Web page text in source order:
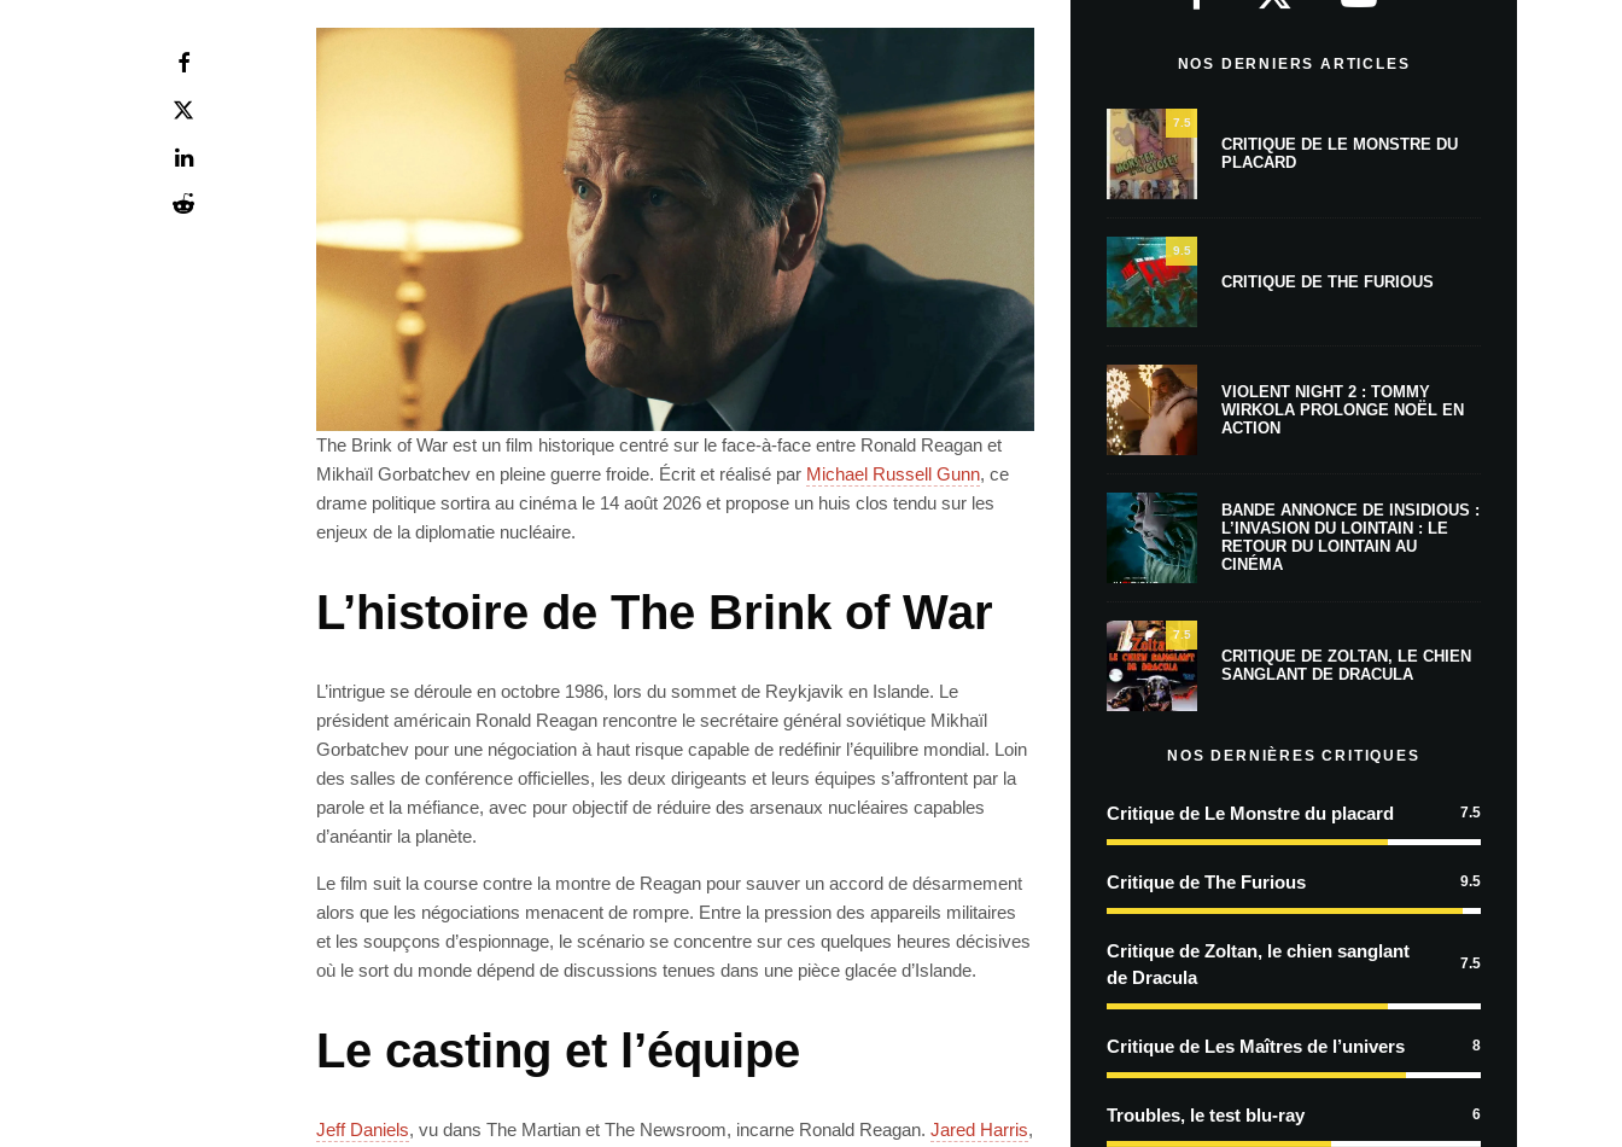
The Brink of War est un film historique centré sur le face-à-face entre Ronald Reagan et
Mikhaïl Gorbatchev en pleine guerre froide. Écrit et réalisé par Michael Russell Gunn, ce
drame politique sortira au cinéma le 14 août 2026 et propose un huis clos tendu sur les
enjeux de la diplomatie nucléaire.
L’histoire de The Brink of War
L’intrigue se déroule en octobre 1986, lors du sommet de Reykjavik en Islande. Le
président américain Ronald Reagan rencontre le secrétaire général soviétique Mikhaïl
Gorbatchev pour une négociation à haut risque capable de redéfinir l’équilibre mondial. Loin
des salles de conférence officielles, les deux dirigeants et leurs équipes s’affrontent par la
parole et la méfiance, avec pour objectif de réduire des arsenaux nucléaires capables
d’anéantir la planète.
Le film suit la course contre la montre de Reagan pour sauver un accord de désarmement
alors que les négociations menacent de rompre. Entre la pression des appareils militaires
et les soupçons d’espionnage, le scénario se concentre sur ces quelques heures décisives
où le sort du monde dépend de discussions tenues dans une pièce glacée d’Islande.
Le casting et l’équipe
Jeff Daniels, vu dans The Martian et The Newsroom, incarne Ronald Reagan. Jared Harris,
NOS DERNIERS ARTICLES
7.5
CRITIQUE DE LE MONSTRE DU
PLACARD
9.5
CRITIQUE DE THE FURIOUS
VIOLENT NIGHT 2 : TOMMY
WIRKOLA PROLONGE NOËL EN
ACTION
BANDE ANNONCE DE INSIDIOUS :
L’INVASION DU LOINTAIN : LE
RETOUR DU LOINTAIN AU
CINÉMA
7.5
CRITIQUE DE ZOLTAN, LE CHIEN
SANGLANT DE DRACULA
NOS DERNIÈRES CRITIQUES
Critique de Le Monstre du placard 7.5
Critique de The Furious 9.5
Critique de Zoltan, le chien sanglant
de Dracula
7.5
Critique de Les Maîtres de l’univers 8
Troubles, le test blu-ray 6